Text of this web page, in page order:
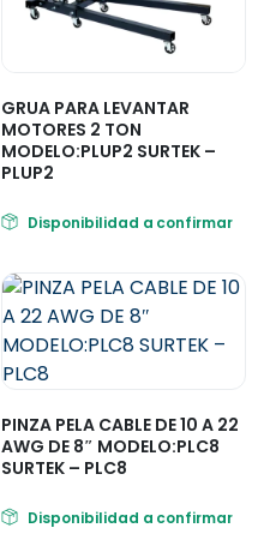
GRUA PARA LEVANTAR
MOTORES 2 TON
MODELO:PLUP2 SURTEK –
PLUP2
Disponibilidad a confirmar
PINZA PELA CABLE DE 10 A 22
AWG DE 8″ MODELO:PLC8
SURTEK – PLC8
Disponibilidad a confirmar